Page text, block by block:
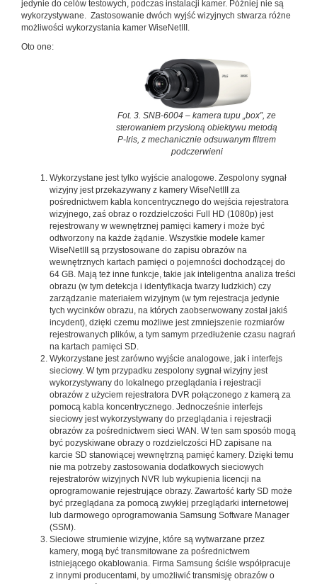
jedynie do celów testowych, podczas instalacji kamer. Później nie są
wykorzystywane. Zastosowanie dwóch wyjść wizyjnych stwarza różne
możliwości wykorzystania kamer WiseNetIII.
Fot. 3. SNB-6004 – kamera tupu „box”, ze
sterowaniem przysłoną obiektywu metodą
P-Iris, z mechanicznie odsuwanym filtrem
podczerwieni
Oto one:
Wykorzystane jest tylko wyjście analogowe. Zespolony sygnał
wizyjny jest przekazywany z kamery WiseNetIII za
pośrednictwem kabla koncentrycznego do wejścia rejestratora
wizyjnego, zaś obraz o rozdzielczości Full HD (1080p) jest
rejestrowany w wewnętrznej pamięci kamery i może być
odtworzony na każde żądanie. Wszystkie modele kamer
WiseNetIII są przystosowane do zapisu obrazów na
wewnętrznych kartach pamięci o pojemności dochodzącej do
64 GB. Mają też inne funkcje, takie jak inteligentna analiza treści
obrazu (w tym detekcja i identyfikacja twarzy ludzkich) czy
zarządzanie materiałem wizyjnym (w tym rejestracja jedynie
tych wycinków obrazu, na których zaobserwowany został jakiś
incydent), dzięki czemu możliwe jest zmniejszenie rozmiarów
rejestrowanych plików, a tym samym przedłużenie czasu nagrań
na kartach pamięci SD.
Wykorzystane jest zarówno wyjście analogowe, jak i interfejs
sieciowy. W tym przypadku zespolony sygnał wizyjny jest
wykorzystywany do lokalnego przeglądania i rejestracji
obrazów z użyciem rejestratora DVR połączonego z kamerą za
pomocą kabla koncentrycznego. Jednocześnie interfejs
sieciowy jest wykorzystywany do przeglądania i rejestracji
obrazów za pośrednictwem sieci WAN. W ten sam sposób mogą
być pozyskiwane obrazy o rozdzielczości HD zapisane na
karcie SD stanowiącej wewnętrzną pamięć kamery. Dzięki temu
nie ma potrzeby zastosowania dodatkowych sieciowych
rejestratorów wizyjnych NVR lub wykupienia licencji na
oprogramowanie rejestrujące obrazy. Zawartość karty SD może
być przeglądana za pomocą zwykłej przeglądarki internetowej
lub darmowego oprogramowania Samsung Software Manager
(SSM).
Sieciowe strumienie wizyjne, które są wytwarzane przez
kamery, mogą być transmitowane za pośrednictwem
istniejącego okablowania. Firma Samsung ściśle współpracuje
z innymi producentami, by umożliwić transmisję obrazów o